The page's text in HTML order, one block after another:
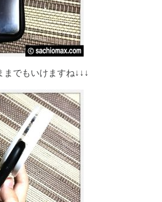
までもいけますね↓↓↓